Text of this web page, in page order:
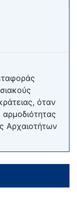
όταν
αρμοδιότητας
Αρχαιοτήτων